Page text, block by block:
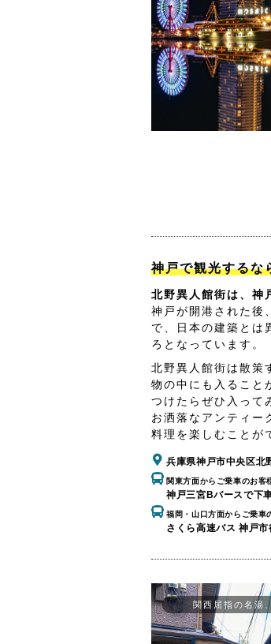
神戸で観光するな
北野異人館街は、神
神戸が開港された後
で、日本の建築とは
ろとなっています。
北野異人館街は散策
物の中にも入ること
つけたらぜひ入って
お洒落なアンティー
料理を楽しむことが
兵庫県神戸市中央区北
関東方面からご乗車のお客
神戸三宮Bバースで下
福岡・山口方面からご乗車
さくら高速バス 神戸
関西屈指の名湯